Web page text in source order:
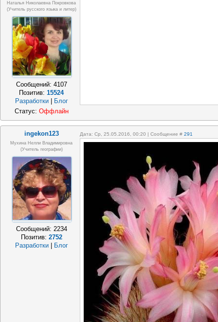
Наталья Николаевна Покровкова
(учитель русского языка и литер)
Сообщений: 4107
Позитив:15524
Разработки
Блог
Статус: Оффлайн
ingekon123 Дата: Ср, 25.05.2016, 00:20 | Сообщение # 291
Мухина Нелли Владимировна
(Учитель географии)
Сообщений: 2234
Позитив: 2752
Разработки
Блог